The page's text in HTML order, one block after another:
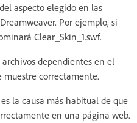
aspecto elegido en las
Por ejemplo, si
Clear_Skin_1.swf.
archivos dependientes en el
muestre correctamente.
la causa más habitual de que
en una página web.